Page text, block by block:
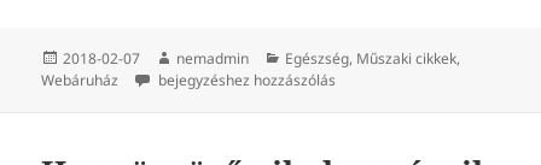
Közzétéve
2018-02-07 Szerző
nemadmin Kategória
Egészség, Műszaki cikkek,
Webáruház
Már csak a kemence hiányzik!
bejegyzéshez hozzászólás